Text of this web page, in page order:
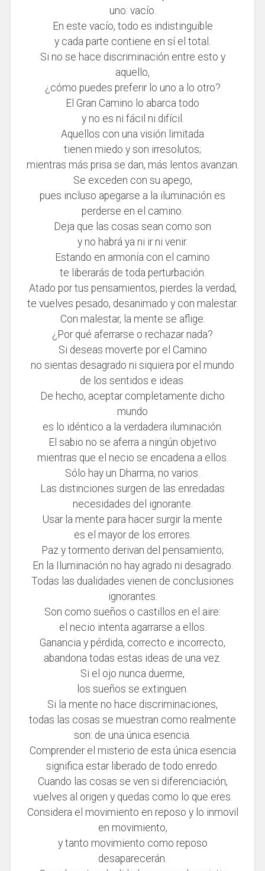
uno: vacío.
En este vacío, todo es indistinguible
y cada parte contiene en sí el total.
Si no se hace discriminación entre esto y
aquello,
¿cómo puedes preferir lo uno a lo otro?
El Gran Camino lo abarca todo
y no es ni fácil ni difícil.
Aquellos con una visión limitada
tienen miedo y son irresolutos;
mientras más prisa se dan, más lentos avanzan.
Se exceden con su apego,
pues incluso apegarse a la iluminación es
perderse en el camino.
Deja que las cosas sean como son
y no habrá ya ni ir ni venir.
Estando en armonía con el camino
te liberarás de toda perturbación.
Atado por tus pensamientos, pierdes la verdad,
te vuelves pesado, desanimado y con malestar.
Con malestar, la mente se aflige.
¿Por qué aferrarse o rechazar nada?
Si deseas moverte por el Camino
no sientas desagrado ni siquiera por el mundo
de los sentidos e ideas.
De hecho, aceptar completamente dicho
mundo
es lo idéntico a la verdadera iluminación.
El sabio no se aferra a ningún objetivo
mientras que el necio se encadena a ellos.
Sólo hay un Dharma, no varios.
Las distinciones surgen de las enredadas
necesidades del ignorante.
Usar la mente para hacer surgir la mente
es el mayor de los errores.
Paz y tormento derivan del pensamiento;
En la Iluminación no hay agrado ni desagrado.
Todas las dualidades vienen de conclusiones
ignorantes.
Son como sueños o castillos en el aire:
el necio intenta agarrarse a ellos.
Ganancia y pérdida, correcto e incorrecto,
abandona todas estas ideas de una vez.
Si el ojo nunca duerme,
los sueños se extinguen.
Si la mente no hace discriminaciones,
todas las cosas se muestran como realmente
son: de una única esencia.
Comprender el misterio de esta única esencia
significa estar liberado de todo enredo.
Cuando las cosas se ven si diferenciación,
vuelves al origen y quedas como lo que eres.
Considera el movimiento en reposo y lo inmovil
en movimiento,
y tanto movimiento como reposo
desaparecerán.